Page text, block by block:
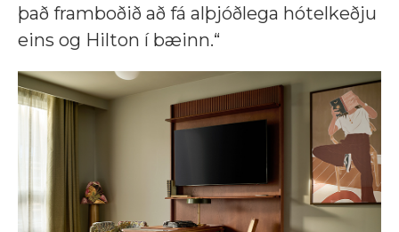
það framboðið að fá alþjóðlega hótelkeðju
eins og Hilton í bæinn.“